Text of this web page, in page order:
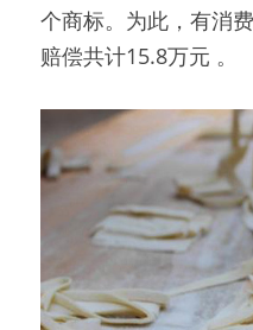
个商标。为此，有消
赔偿共计15.8万元 。